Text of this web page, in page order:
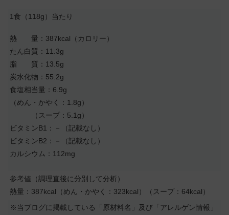
1食（118g）当たり
熱 量：387kcal（カロリー）
たん白質：11.3g
脂 質：13.5g
炭水化物：55.2g
食塩相当量：6.9g
（めん・かやく：1.8g）
（スープ：5.1g）
ビタミンB1：－（記載なし）
ビタミンB2：－（記載なし）
カルシウム：112mg
参考値（調理直後に分別して分析）
熱量：387kcal（めん・かやく：323kcal）（スープ：64kcal）
※当ブログに掲載している「原材料名」及び「アレルゲン情報」